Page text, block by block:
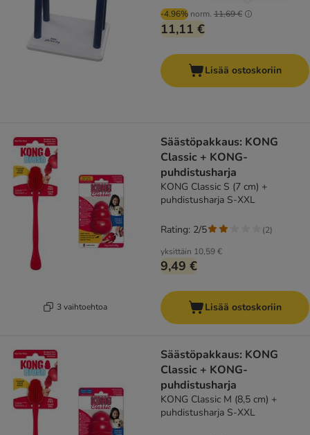
-4.96% norm. 11,69 €
11,11 €
Lisää ostoskoriin
3 vaihtoehtoa
Säästöpakkaus: KONG
Classic + KONG-
puhdistusharja
KONG Classic S (7 cm) +
puhdistusharja S-XXL
yksittäin 10,59 €
9,49 €
Rating: 2/5 (2)
Lisää ostoskoriin
Säästöpakkaus: KONG
Classic + KONG-
puhdistusharja
KONG Classic M (8,5 cm) +
puhdistusharja S-XXL